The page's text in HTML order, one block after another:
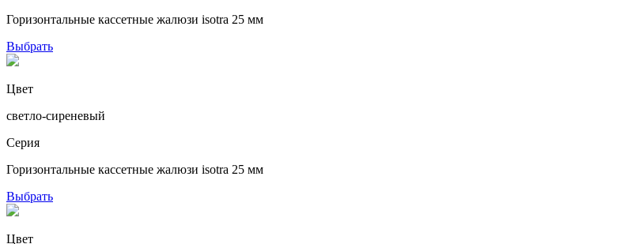
Горизонтальные кассетные жалюзи isotra 25 мм
Выбрать
Цвет
светло-сиреневый
Серия
Горизонтальные кассетные жалюзи isotra 25 мм
Выбрать
Цвет